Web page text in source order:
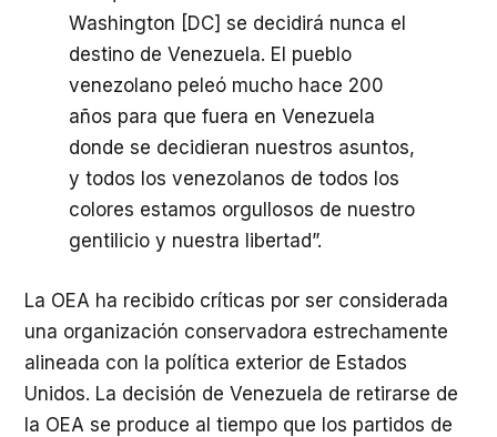
Washington [DC] se decidirá nunca el
destino de Venezuela. El pueblo
venezolano peleó mucho hace 200
años para que fuera en Venezuela
donde se decidieran nuestros asuntos,
y todos los venezolanos de todos los
colores estamos orgullosos de nuestro
gentilicio y nuestra libertad”.
La OEA ha recibido críticas por ser considerada
una organización conservadora estrechamente
alineada con la política exterior de Estados
Unidos. La decisión de Venezuela de retirarse de
la OEA se produce al tiempo que los partidos de